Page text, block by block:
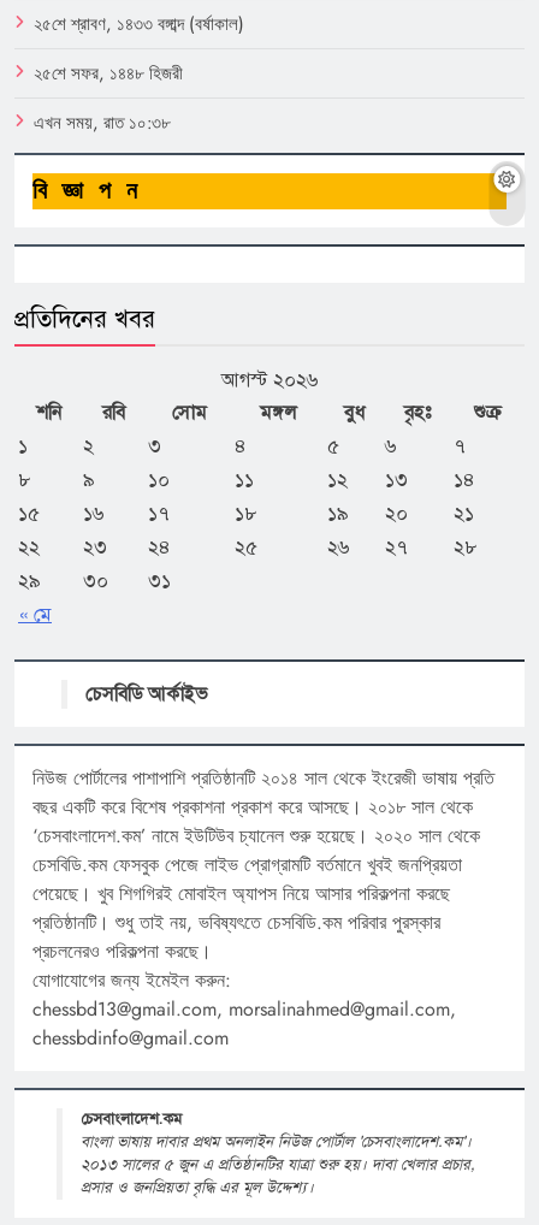
২৫শে শ্রাবণ, ১৪৩৩ বঙ্গাব্দ (বর্ষাকাল)
২৫শে সফর, ১৪৪৮ হিজরী
এখন সময়, রাত ১০:৩৮
বিজ্ঞাপন
প্রতিদিনের খবর
আগস্ট ২০২৬
শনি
রবি সোম মঙ্গল বুধ বৃহঃ শুক্র
« মে
১ ২ ৩ ৪ ৫ ৬
৭
৮
৯ ১০ ১১ ১২ ১৩
১৪
১৫
১৬ ১৭ ১৮ ১৯ ২০
২১
২২
২৩ ২৪ ২৫ ২৬ ২৭
২৮
২৯
৩০ ৩১
চেসবিডি আর্কাইভ
নিউজ পোর্টালের পাশাপাশি প্রতিষ্ঠানটি ২০১৪ সাল থেকে ইংরেজী ভাষায় প্রতি
বছর একটি করে বিশেষ প্রকাশনা প্রকাশ করে আসছে। ২০১৮ সাল থেকে
‘চেসবাংলাদেশ.কম’ নামে ইউটিউব চ্যানেল শুরু হয়েছে। ২০২০ সাল থেকে
চেসবিডি.কম ফেসবুক পেজে লাইভ প্রোগ্রামটি বর্তমানে খুবই জনপ্রিয়তা
পেয়েছে। খুব শিগগিরই মোবাইল অ্যাপস নিয়ে আসার পরিকল্পনা করছে
প্রতিষ্ঠানটি। শুধু তাই নয়, ভবিষ্যৎতে চেসবিডি.কম পরিবার পুরস্কার
প্রচলনেরও পরিকল্পনা করছে।
যোগাযোগের জন্য ইমেইল করুন:
chessbd13@gmail.com, morsalinahmed@gmail.com,
chessbdinfo@gmail.com
চেসবাংলাদেশ.কম
বাংলা ভাষায় দাবার প্রথম অনলাইন নিউজ পোর্টাল 'চেসবাংলাদেশ.কম'।
২০১৩ সালের ৫ জুন এ প্রতিষ্ঠানটির যাত্রা শুরু হয়। দাবা খেলার প্রচার,
প্রসার ও জনপ্রিয়তা বৃদ্ধি এর মূল উদ্দেশ্য।